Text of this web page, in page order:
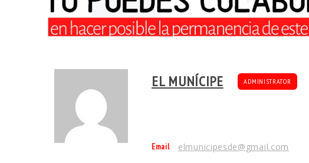
EL MUNÍCIPE ADMINISTRATOR
Email elmunicipesde@gmail.com